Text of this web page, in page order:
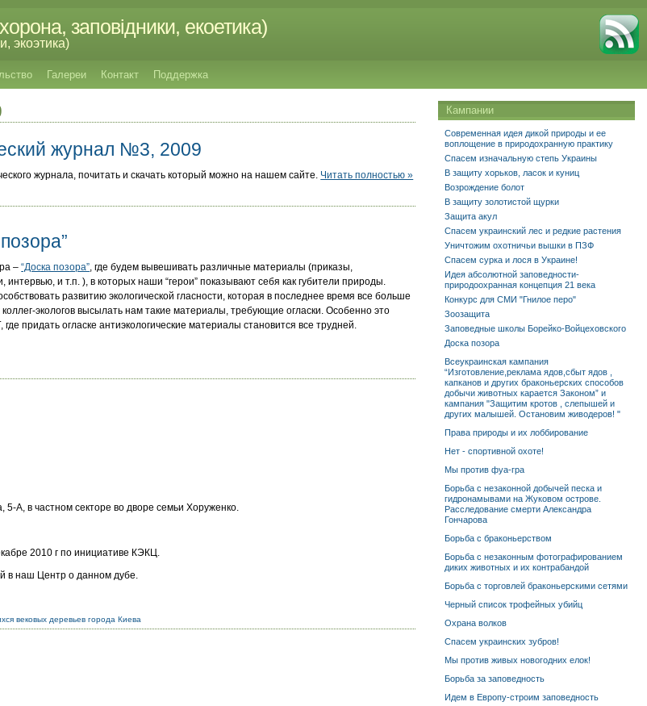
заповідники, екоетика)
экоэтика)
Галереи Контакт Поддержка
журнал №3, 2009
журнала, почитать и скачать который можно на нашем сайте. Читать полностью »
–“Доска позора”, где будем вывешивать различные материалы (приказы,
и т.п. ), в которых наши “герои” показывают себя как губители природы.
развитию экологической гласности, которая в последнее время все больше
экологов высылать нам такие материалы, требующие огласки. Особенно это
придать огласке антиэкологические материалы становится все трудней.
5-А, в частном секторе во дворе семьи Хоруженко.
2010 г по инициативе КЭКЦ.
в наш Центр о данном дубе.
вековых деревьев города Киева
Кампании
Современная идея дикой природы и ее
воплощение в природохранную практику
Спасем изначальную степь Украины
В защиту хорьков, ласок и куниц
Возрождение болот
В защиту золотистой щурки
Защита акул
Спасем украинский лес и редкие растения
Уничтожим охотничьи вышки в ПЗФ
Спасем сурка и лося в Украине!
Идея абсолютной заповедности-
природоохранная концепция 21 века
Конкурс для СМИ "Гнилое перо"
Зоозащита
Заповедные школы Борейко-Войцеховского
Доска позора
Всеукраинская кампания
“Изготовление,реклама ядов,сбыт ядов ,
капканов и других браконьерских способов
добычи животных карается Законом” и
кампания "Защитим кротов , слепышей и
других малышей. Остановим живодеров! "
Права природы и их лоббирование
Нет - спортивной охоте!
Мы против фуа-гра
Борьба с незаконной добычей песка и
гидронамывами на Жуковом острове.
Расследование смерти Александра
Гончарова
Борьба с браконьерством
Борьба с незаконным фотографированием
диких животных и их контрабандой
Борьба с торговлей браконьерскими сетями
Черный список трофейных убийц
Охрана волков
Спасем украинских зубров!
Мы против живых новогодних елок!
Борьба за заповедность
Идем в Европу-строим заповедность